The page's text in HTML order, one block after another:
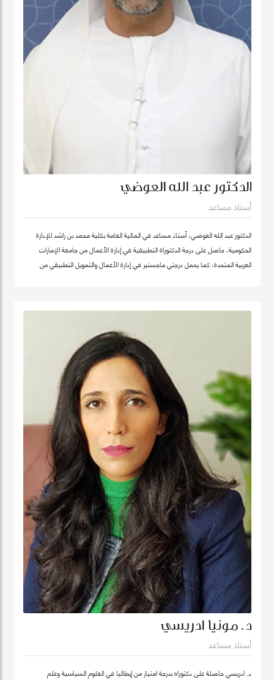
الدكتور عبد الله العوضي
أستاذ مساعد
الدكتور عبد الله العوضي، أستاذ مساعد في المالية العامة بكلية محمد بن راشد للإدارة
الحكومية، حاصل على درجة الدكتوراة التطبيقية في إدارة الأعمال من جامعة الإمارات
العربية المتحدة، كما يحمل درجتي ماجستير في إدارة الأعمال والتمويل التطبيقي من
الدكتور عبدالله، مستشار مالي لديه أكثر من 25 عامًا من الخبرة العملية في مجالات: المالية
والقطاع شبه الحكومي، والقطاع الخاص. كما أ، الدكتور عبد الله مدقق حسابات معتمد،
ووكيل ضرائب، وخبير قضائي، ومحكم.
د. مونيا ادريسي
أستاذ مساعد
د. ادريسي حاصلة على دكتوراه بدرجة امتياز من إيطاليا في العلوم السياسية وعلم